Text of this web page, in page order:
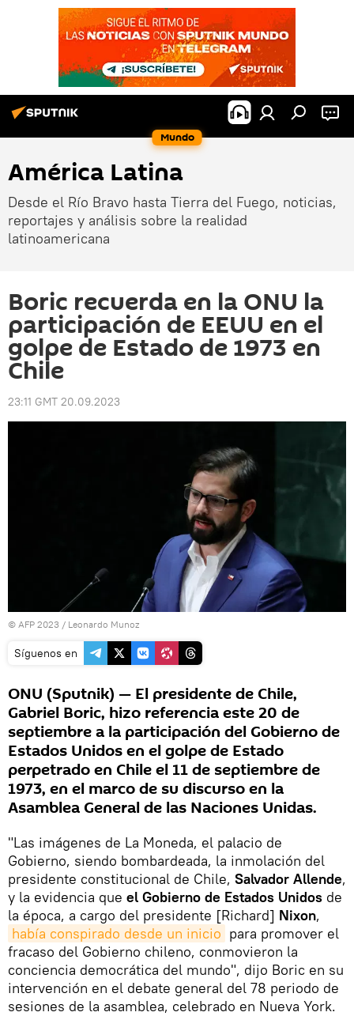
Mundo
América Latina
Desde el Río Bravo hasta Tierra del Fuego, noticias,
reportajes y análisis sobre la realidad
latinoamericana
Boric recuerda en la ONU la
participación de EEUU en el
golpe de Estado de 1973 en
Chile
23:11 GMT 20.09.2023
© AFP 2023 / Leonardo Munoz
Síguenos en
ONU (Sputnik) — El presidente de Chile,
Gabriel Boric, hizo referencia este 20 de
septiembre a la participación del Gobierno de
Estados Unidos en el golpe de Estado
perpetrado en Chile el 11 de septiembre de
1973, en el marco de su discurso en la
Asamblea General de las Naciones Unidas.
"Las imágenes de La Moneda, el palacio de
Gobierno, siendo bombardeada, la inmolación del
presidente constitucional de Chile, Salvador Allende,
y la evidencia que el Gobierno de Estados Unidos de
la época, a cargo del presidente [Richard] Nixon,
había conspirado desde un inicio para promover el
fracaso del Gobierno chileno, conmovieron la
conciencia democrática del mundo", dijo Boric en su
intervención en el debate general del 78 periodo de
sesiones de la asamblea, celebrado en Nueva York.